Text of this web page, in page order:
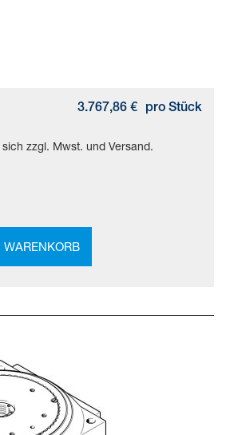
3.767,86 € pro Stück
zzgl. Mwst. und Versand.
WARENKORB